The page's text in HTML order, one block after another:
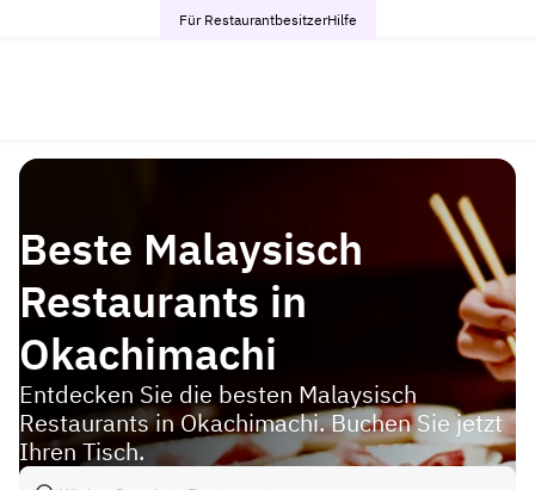
Für RestaurantbesitzerHilfe
Beste Malaysisch
Restaurants in
Okachimachi
Entdecken Sie die besten Malaysisch
Restaurants in Okachimachi. Buchen Sie jetzt
Ihren Tisch.